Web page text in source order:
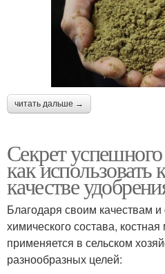
читать дальше →
Секрет успешного
как
качестве
Благодаря своим качествам
химического состава,
применяется в сельском
разнообразных целей: